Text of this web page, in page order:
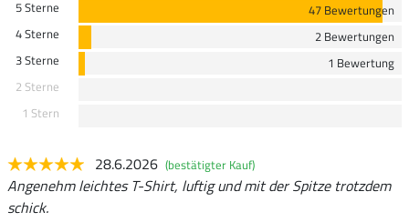
5 Sterne
47 Bewertungen
4 Sterne
2 Bewertungen
3 Sterne
1 Bewertung
2 Sterne
1 Stern
28.6.2026 (bestätigter Kauf)
Angenehm leichtes T-Shirt, luftig und mit der Spitze trotzdem
schick.